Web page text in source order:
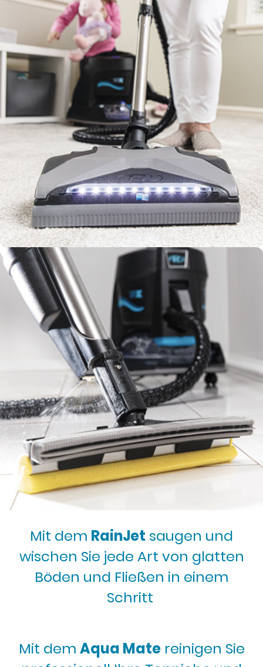
Mit dem RainJet saugen und
wischen Sie jede Art von glatten
Böden und Fließen in einem
Schritt
Mit dem Aqua Matereinigen Sie